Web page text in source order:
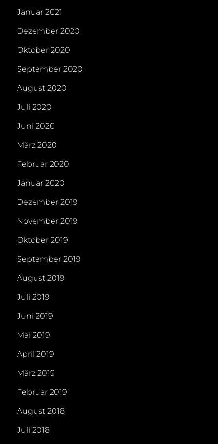
Januar 2021
Dezember 2020
Oktober 2020
September 2020
August 2020
Juli 2020
Juni 2020
März 2020
Februar 2020
Januar 2020
Dezember 2019
November 2019
Oktober 2019
September 2019
August 2019
Juli 2019
Juni 2019
Mai 2019
April 2019
März 2019
Februar 2019
August 2018
Juli 2018